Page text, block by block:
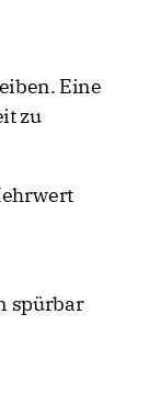
Eine
zu
spürbar